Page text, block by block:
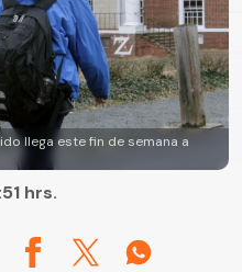
llega este fin de semana a
hrs.